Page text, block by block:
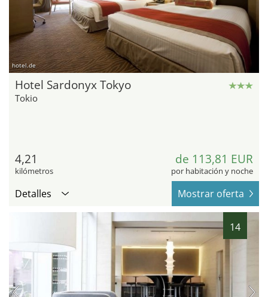
hotel.de
Hotel Sardonyx Tokyo
Tokio
4,21
kilómetros
de 113,81 EUR
por habitación y noche
Detalles Mostrar oferta
14